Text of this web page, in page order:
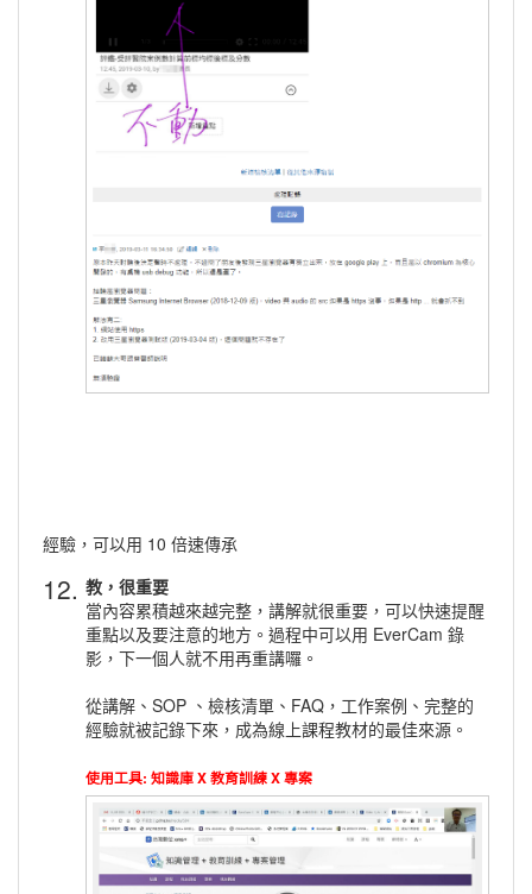
經驗，可以用 10 倍速傳承
12. 教，很重要
當內容累積越來越完整，講解就很重要，可以快速提醒
重點以及要注意的地方。過程中可以用 EverCam 錄
影，下一個人就不用再重講囉。
從講解、SOP 、檢核清單、FAQ，工作案例、完整的
經驗就被記錄下來，成為線上課程教材的最佳來源。
使用工具: 知識庫 X 教育訓練 X 專案